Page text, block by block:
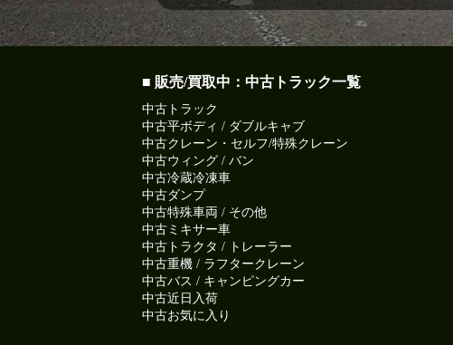
■ 販売/買取中：中古トラック一覧
中古トラック
中古平ボディ / ダブルキャブ
中古クレーン・セルフ/特殊クレーン
中古ウィング / バン
中古冷蔵冷凍車
中古ダンプ
中古特殊車両 / その他
中古ミキサー車
中古トラクタ / トレーラー
中古重機 / ラフタークレーン
中古バス / キャンピングカー
中古近日入荷
中古お気に入り